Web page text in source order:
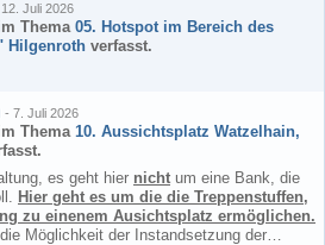
12. Juli 2026
Thema 05. Hotspot im Bereich des
Hilgenroth verfasst.
- 7. Juli 2026
Thema 10. Aussichtsplatz Watzelhain,
es geht hier nicht um eine Bank, die
Hier geht es um die die Treppenstuffen,
zu einenem Ausichtsplatz ermöglichen.
Möglichkeit der Instandsetzung der…